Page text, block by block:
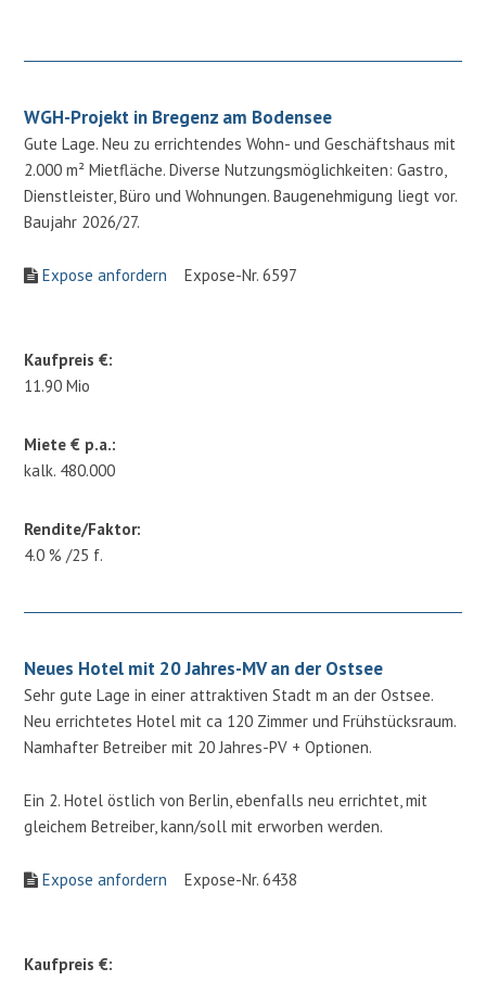
WGH-Projekt in Bregenz am Bodensee
Gute Lage. Neu zu errichtendes Wohn- und Geschäftshaus mit
2.000 m² Mietfläche. Diverse Nutzungsmöglichkeiten: Gastro,
Dienstleister, Büro und Wohnungen. Baugenehmigung liegt vor.
Baujahr 2026/27.
Expose anfordern Expose-Nr. 6597
Kaufpreis €:
11.90 Mio
Miete € p.a.:
kalk. 480.000
Rendite/Faktor:
4.0 % /25 f.
Neues Hotel mit 20 Jahres-MV an der Ostsee
Sehr gute Lage in einer attraktiven Stadt m an der Ostsee.
Neu errichtetes Hotel mit ca 120 Zimmer und Frühstücksraum.
Namhafter Betreiber mit 20 Jahres-PV + Optionen.
Ein 2. Hotel östlich von Berlin, ebenfalls neu errichtet, mit
gleichem Betreiber, kann/soll mit erworben werden.
Expose anfordern Expose-Nr. 6438
Kaufpreis €: